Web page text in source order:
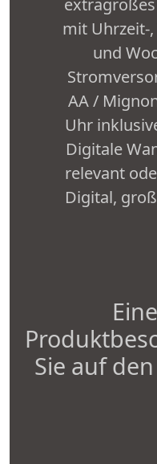
extragroßes
mit Uhrzeit-
und
AA /
Uhr
Digitale
relevant
Digital,
Sie auf